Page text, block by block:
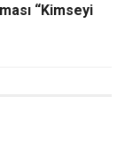
“Kimseyi